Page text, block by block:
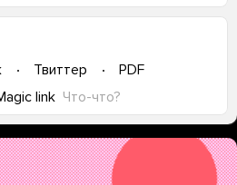
Твиттер
PDF
link Что-что?